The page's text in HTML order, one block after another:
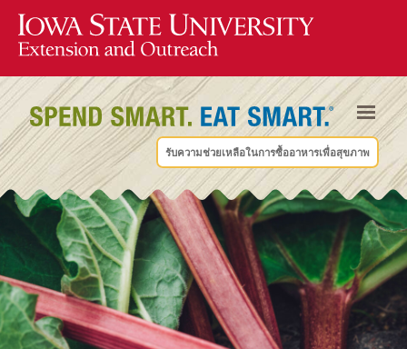
รับความช่วยเหลือในการซื้ออาหารเพื่อสุขภาพ